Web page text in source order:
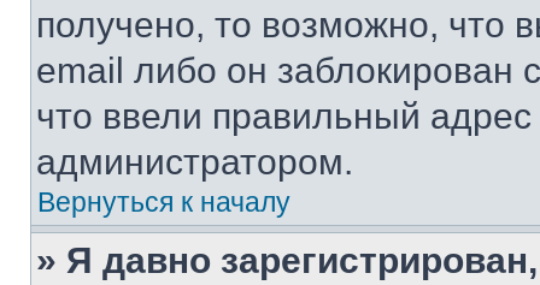
получено, то возможно, что
email либо он
что ввели правильный адрес
администратором.
Вернуться к началу
» Я давно